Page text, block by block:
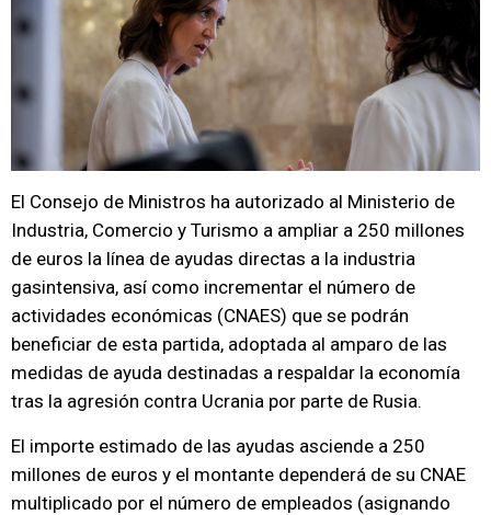
El Consejo de Ministros ha autorizado al Ministerio de
Industria, Comercio y Turismo a ampliar a 250 millones
de euros la línea de ayudas directas a la industria
gasintensiva, así como incrementar el número de
actividades económicas (CNAES) que se podrán
beneficiar de esta partida, adoptada al amparo de las
medidas de ayuda destinadas a respaldar la economía
tras la agresión contra Ucrania por parte de Rusia.
El importe estimado de las ayudas asciende a 250
millones de euros y el montante dependerá de su CNAE
multiplicado por el número de empleados (asignando